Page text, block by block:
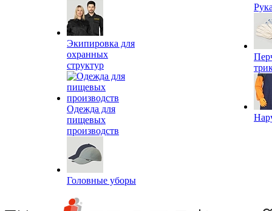
Экипировка для
охранных
структур
Одежда для
пищевых
производств
Головные уборы